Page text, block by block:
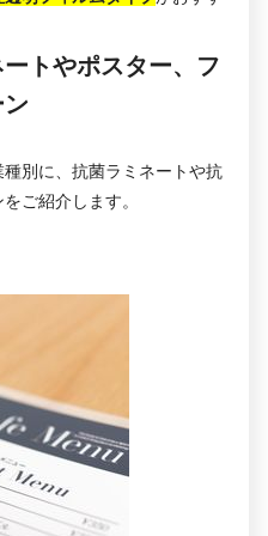
トやポスター、フ
別に、抗菌ラミネートや抗
ご紹介します。